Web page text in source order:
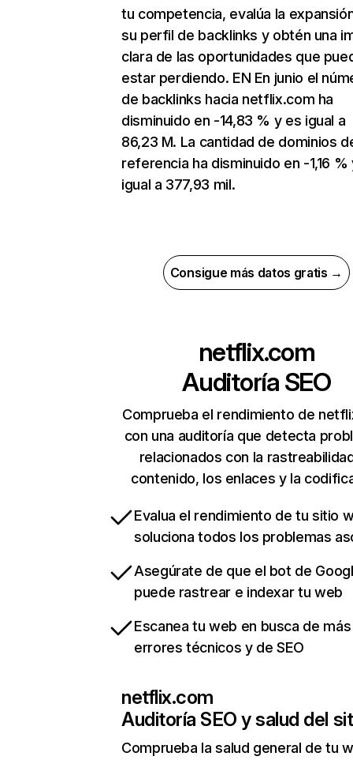
tu competencia, evalúa la
su perfil de backlinks y obtén una
clara de las oportunidades que
estar perdiendo. EN En junio el
de backlinks hacia netflix.com ha
disminuido en -14,83 % y es igual a
86,23 M. La cantidad de dominios
referencia ha disminuido en -1,16 %
igual a 377,93 mil.
Consigue más datos gratis →
netflix.com
Auditoría SEO
Comprueba el rendimiento de
con una auditoría que detecta
relacionados con la
contenido, los enlaces y la
Evalua el rendimiento de tu sitio
soluciona todos los problemas
Asegúrate de que el bot de
puede rastrear e indexar tu web
Escanea tu web en busca de
errores técnicos y de SEO
netflix.com
Auditoría SEO y salud del
Comprueba la salud general de tu